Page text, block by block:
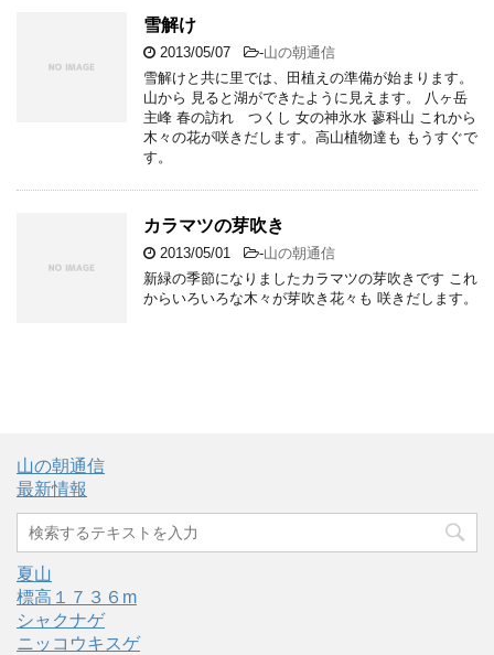
雪解け
2013/05/07 -山の朝通信
雪解けと共に里では、田植えの準備が始まります。
山から 見ると湖ができたように見えます。 八ヶ岳
主峰 春の訪れ つくし 女の神氷水 蓼科山 これから
木々の花が咲きだします。高山植物達も もうすぐで
す。
カラマツの芽吹き
2013/05/01 -山の朝通信
新緑の季節になりましたカラマツの芽吹きです これ
からいろいろな木々が芽吹き花々も 咲きだします。
山の朝通信
最新情報
夏山
標高１７３６m
シャクナゲ
ニッコウキスゲ